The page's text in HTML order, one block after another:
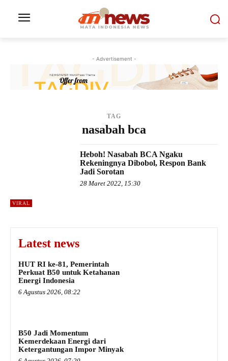
- Advertisement -
TAG
nasabah bca
VIRAL
Heboh! Nasabah BCA Ngaku
Rekeningnya Dibobol, Respon Bank
Jadi Sorotan
28 Maret 2022, 15:30
Latest news
HUT RI ke-81, Pemerintah
Perkuat B50 untuk Ketahanan
Energi Indonesia
6 Agustus 2026, 08:22
B50 Jadi Momentum
Kemerdekaan Energi dari
Ketergantungan Impor Minyak